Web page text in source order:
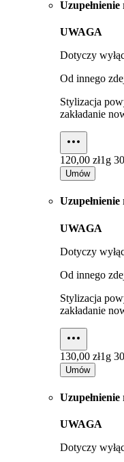
UWAGA
Dotyczy
Od innego
Stylizacja
zakładanie
120,00 zł1g
Umów
UWAGA
Dotyczy
Od innego
Stylizacja
zakładanie
130,00 zł1g
Umów
UWAGA
Dotyczy